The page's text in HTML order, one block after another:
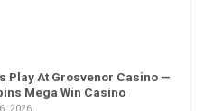
Play At Grosvenor Casino —
Mega Win Casino